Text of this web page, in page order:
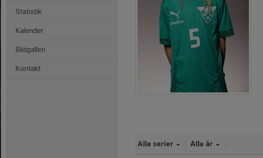
Statistik
Kalender
Bildgalleri
Kontakt
Alla serier Alla år